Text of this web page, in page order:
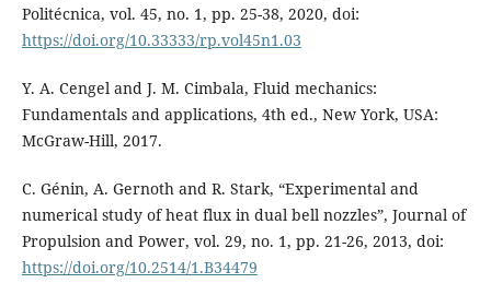
Politécnica, vol. 45, no. 1, pp. 25-38, 2020, doi:
https://doi.org/10.33333/rp.vol45n1.03
Y. A. Cengel and J. M. Cimbala, Fluid mechanics:
Fundamentals and applications, 4th ed., New York, USA:
McGraw-Hill, 2017.
C. Génin, A. Gernoth and R. Stark, “Experimental and
numerical study of heat flux in dual bell nozzles”, Journal of
Propulsion and Power, vol. 29, no. 1, pp. 21-26, 2013, doi:
https://doi.org/10.2514/1.B34479